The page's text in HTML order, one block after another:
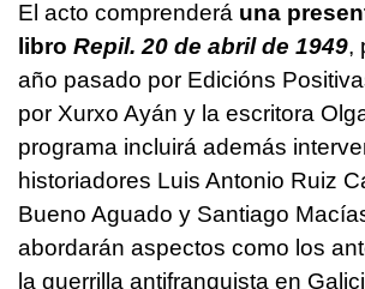
El acto comprenderá una
libro Repil. 20 de abril de 1949,
año pasado por Edicións
por Xurxo Ayán y la escritora
programa incluirá además
historiadores Luis Antonio Ruiz
Bueno Aguado y Santiago
abordarán aspectos como los
la guerrilla antifranquista en